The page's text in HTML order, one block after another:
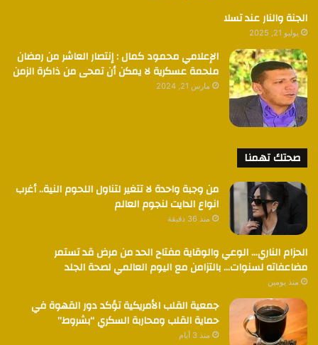
الجنة والنار عند تسلا
يوليو 21, 2025
الإعلامي محمود كمال : إنتصار العاشر من رمضان
ملحمة عسكرية لا يمكن أن تمحى من ذاكرة الزمن
مارس 21, 2024
صحتك تهمنا
من وجبة واحدة لا تتغير لتناول اللحوم النية.. أغرب
انواع الدايت لنجوم العالم
منذ 36 دقيقة
الحزام الناري… الوعي والوقاية مفتاح الحد من مرض قد تستمر
مضاعفاته لسنوات… بالتزامن مع اليوم العالمي لصحة الجلد
منذ يومين
جمعية القلب الأمريكية تؤكد دور القهوة في
حماية القلب ومحاربة السكري “بشروط”
منذ 3 أيام